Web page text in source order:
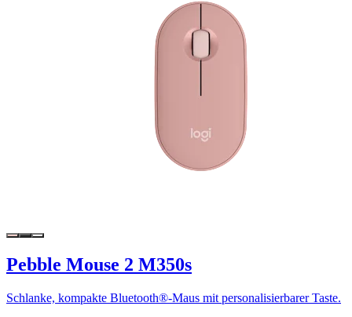
Pebble Mouse 2 M350s
Schlanke, kompakte Bluetooth®-Maus mit personalisierbarer Taste.